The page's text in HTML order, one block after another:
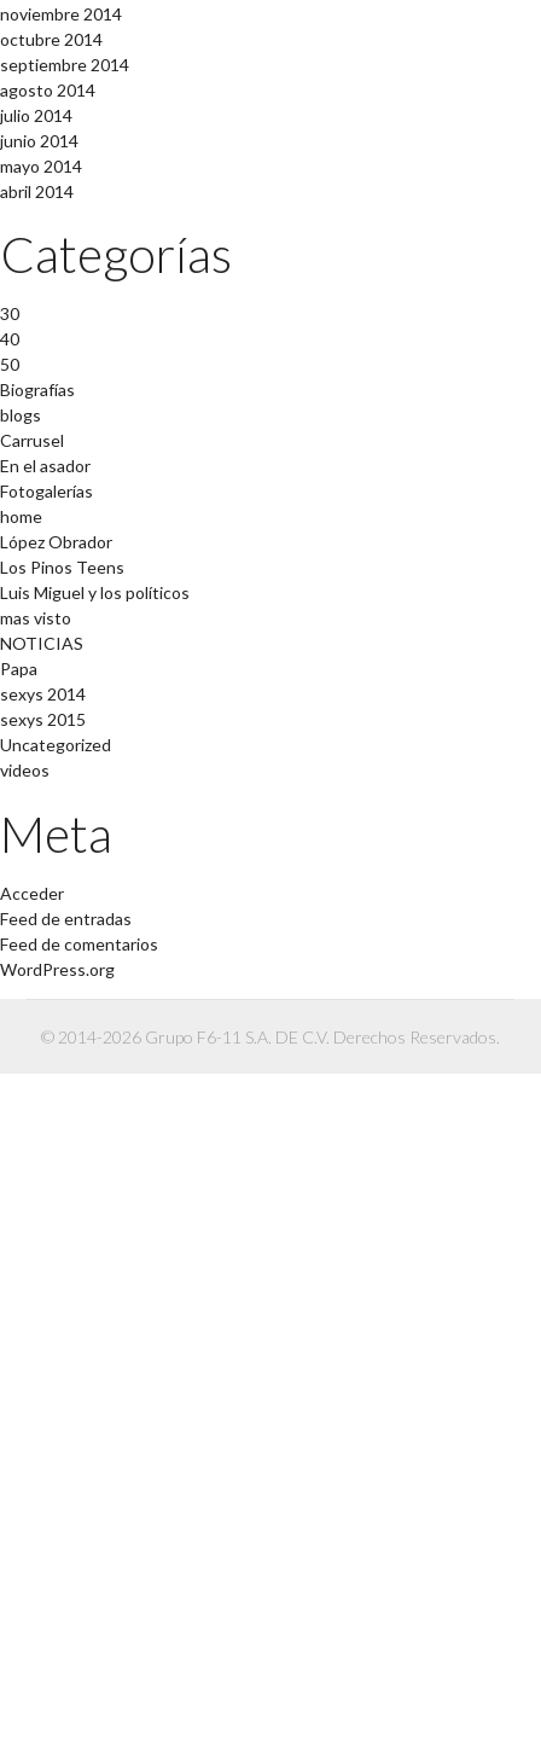
noviembre 2014
octubre 2014
septiembre 2014
agosto 2014
julio 2014
junio 2014
mayo 2014
abril 2014
Categorías
30
40
50
Biografías
blogs
Carrusel
En el asador
Fotogalerías
home
López Obrador
Los Pinos Teens
Luis Miguel y los políticos
mas visto
NOTICIAS
Papa
sexys 2014
sexys 2015
Uncategorized
videos
Meta
Acceder
Feed de entradas
Feed de comentarios
WordPress.org
© 2014-2026 Grupo F6-11 S.A. DE C.V. Derechos Reservados.